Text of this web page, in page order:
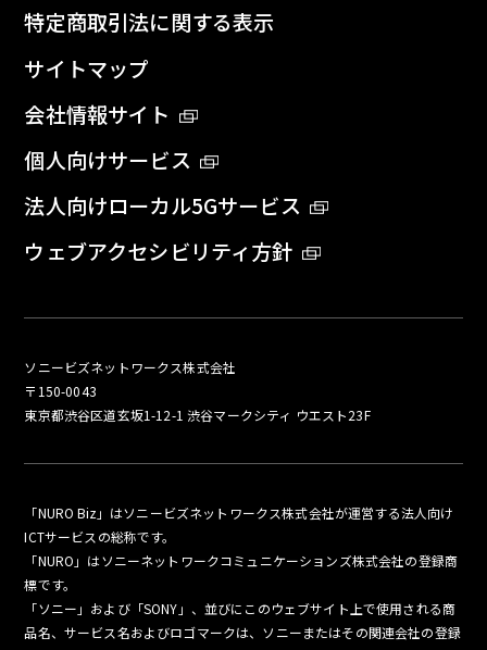
特定商取引法に関する表示
サイトマップ
会社情報サイト
個人向けサービス
法人向けローカル5Gサービス
ウェブアクセシビリティ方針
ソニービズネットワークス株式会社
〒150-0043
東京都渋谷区道玄坂1-12-1 渋谷マークシティ ウエスト23F
「NURO Biz」はソニービズネットワークス株式会社が運営する法人向け
ICTサービスの総称です。
「NURO」はソニーネットワークコミュニケーションズ株式会社の登録商
標です。
「ソニー」および「SONY」、並びにこのウェブサイト上で使用される商
品名、サービス名およびロゴマークは、ソニーまたはその関連会社の登録